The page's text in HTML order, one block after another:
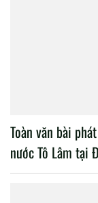
Toàn văn bài
nước Tô Lâm tại